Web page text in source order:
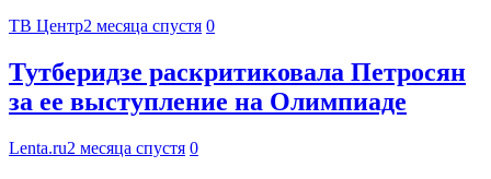
ТВ Центр2 месяца спустя 0
Тутберидзе раскритиковала Петросян
за ее выступление на Олимпиаде
Lenta.ru2 месяца спустя 0